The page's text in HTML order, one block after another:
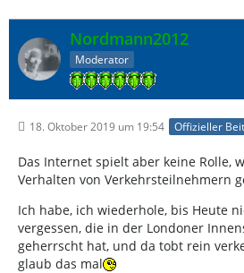
Nordmann2012
Moderator
18. Oktober 2019 um 19:54 Offizieller
Das Internet spielt aber keine Rolle,
Verhalten von Verkehrsteilnehmern
Ich habe, ich wiederhole, bis Heute
vergessen, die in der Londoner
geherrscht hat, und da tobt rein
glaub das mal